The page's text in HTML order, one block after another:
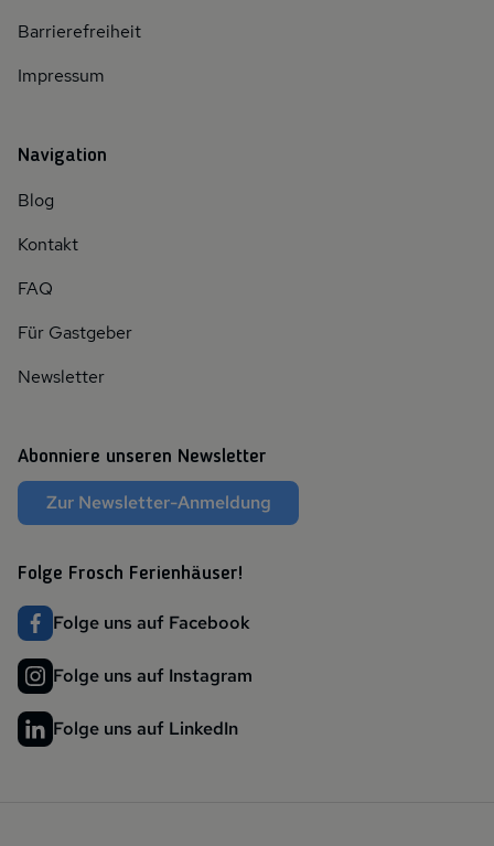
Barrierefreiheit
Impressum
Navigation
Blog
Kontakt
FAQ
Für Gastgeber
Newsletter
Abonniere unseren Newsletter
Zur Newsletter-Anmeldung
Folge Frosch Ferienhäuser!
Folge uns auf Facebook
Folge uns auf Instagram
Folge uns auf LinkedIn